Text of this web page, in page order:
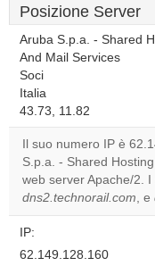
Posizione Server
Aruba S.p.a. - Shared
And Mail Services
Soci
Italia
43.73, 11.82
Il suo numero IP è
S.p.a. - Shared
web server Apache/2.
dns2.technorail.com, e
IP:
62.149.128.160